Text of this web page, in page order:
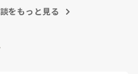
をもっと見る